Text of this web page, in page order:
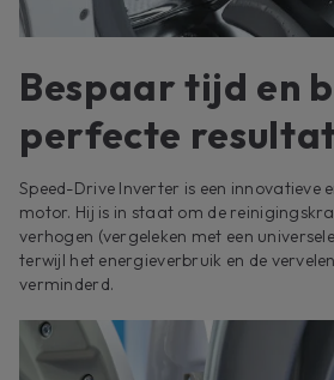
Bespaar tijd en
perfecte
Speed-Drive Inverter is een innovatieve
motor. Hij is in staat om de
verhogen (vergeleken met een
terwijl het energieverbruik en de
verminderd.